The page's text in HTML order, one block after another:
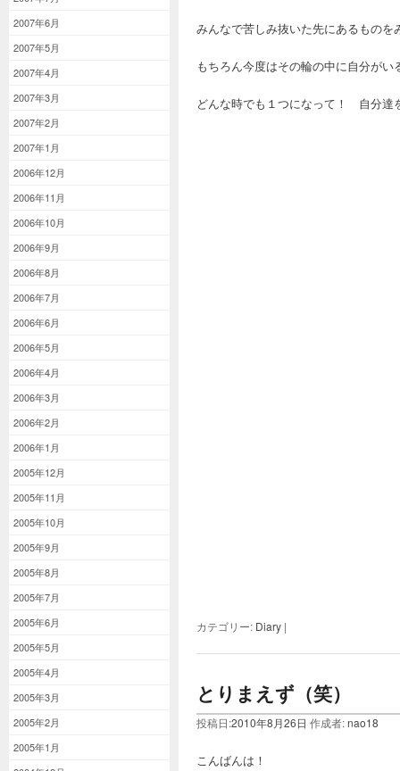
2007年6月
2007年5月
2007年4月
2007年3月
2007年2月
2007年1月
2006年12月
2006年11月
2006年10月
2006年9月
2006年8月
2006年7月
2006年6月
2006年5月
2006年4月
2006年3月
2006年2月
2006年1月
2005年12月
2005年11月
2005年10月
2005年9月
2005年8月
2005年7月
2005年6月
2005年5月
2005年4月
2005年3月
2005年2月
2005年1月
みんなで苦しみ抜いた先にあるものを
もちろん今度はその輪の中に自分がい
どんな時でも１つになって！ 自分
カテゴリー: Diary |
とりまえず（笑）
投稿日:2010年8月26日 作成者:nao18
こんばんは！